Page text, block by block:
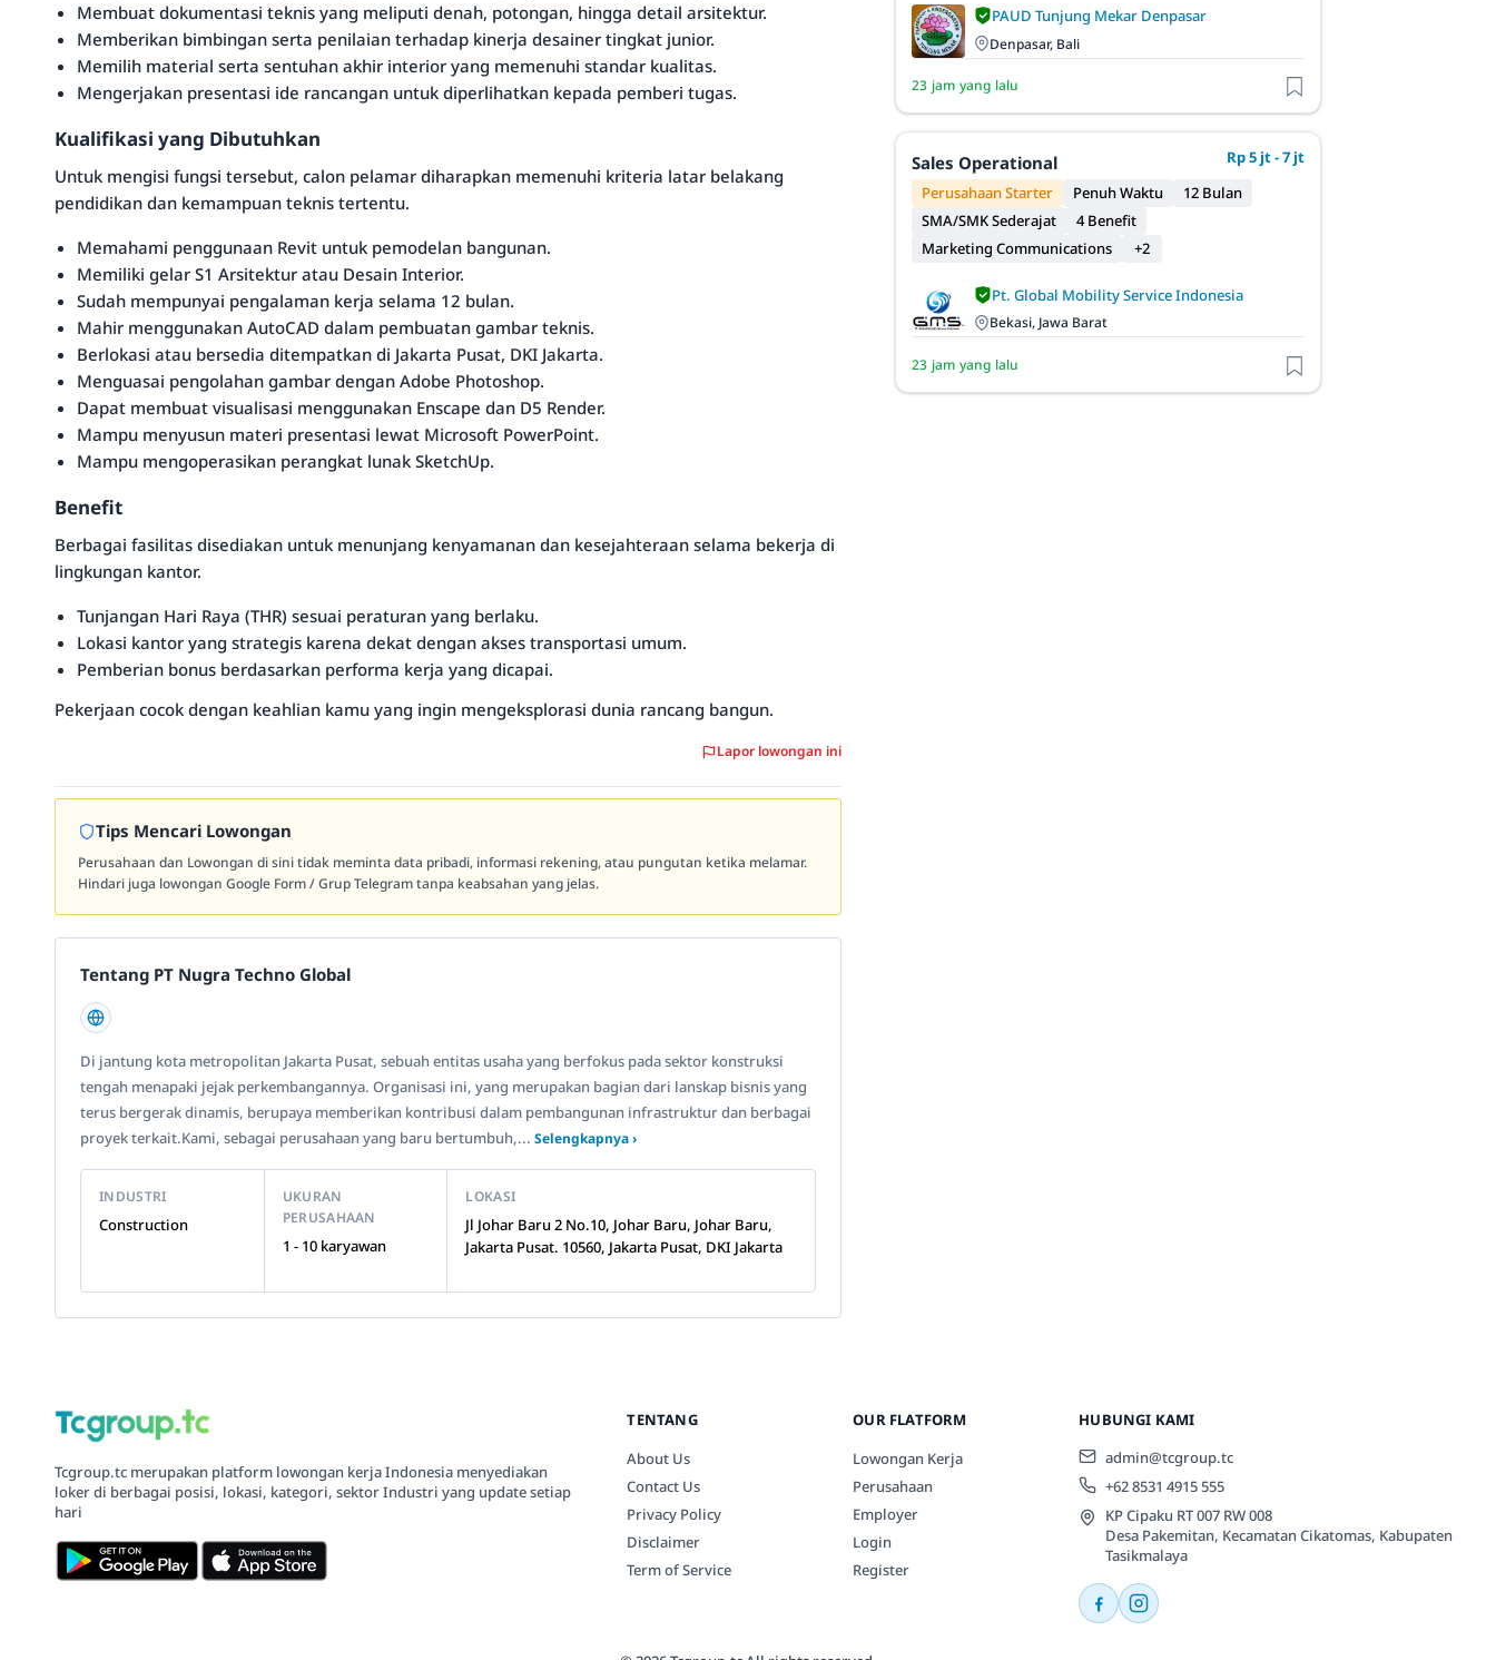
Membuat dokumentasi teknis yang meliputi denah, potongan, hingga detail arsitektur.
Memberikan bimbingan serta penilaian terhadap kinerja desainer tingkat junior.
Memilih material serta sentuhan akhir interior yang memenuhi standar kualitas.
Mengerjakan presentasi ide rancangan untuk diperlihatkan kepada pemberi tugas.
Kualifikasi yang Dibutuhkan
Untuk mengisi fungsi tersebut, calon pelamar diharapkan memenuhi kriteria latar belakang
pendidikan dan kemampuan teknis tertentu.
Memahami penggunaan Revit untuk pemodelan bangunan.
Memiliki gelar S1 Arsitektur atau Desain Interior.
Sudah mempunyai pengalaman kerja selama 12 bulan.
Mahir menggunakan AutoCAD dalam pembuatan gambar teknis.
Berlokasi atau bersedia ditempatkan di Jakarta Pusat, DKI Jakarta.
Menguasai pengolahan gambar dengan Adobe Photoshop.
Dapat membuat visualisasi menggunakan Enscape dan D5 Render.
Mampu menyusun materi presentasi lewat Microsoft PowerPoint.
Mampu mengoperasikan perangkat lunak SketchUp.
Benefit
Berbagai fasilitas disediakan untuk menunjang kenyamanan dan kesejahteraan selama bekerja di
lingkungan kantor.
Tunjangan Hari Raya (THR) sesuai peraturan yang berlaku.
Lokasi kantor yang strategis karena dekat dengan akses transportasi umum.
Pemberian bonus berdasarkan performa kerja yang dicapai.
Pekerjaan cocok dengan keahlian kamu yang ingin mengeksplorasi dunia rancang bangun.
Lapor lowongan ini
Tips Mencari Lowongan
Perusahaan dan Lowongan di sini tidak meminta data pribadi, informasi rekening, atau pungutan ketika melamar.
Hindari juga lowongan Google Form / Grup Telegram tanpa keabsahan yang jelas.
Tentang PT Nugra Techno Global
Di jantung kota metropolitan Jakarta Pusat, sebuah entitas usaha yang berfokus pada sektor konstruksi
tengah menapaki jejak perkembangannya. Organisasi ini, yang merupakan bagian dari lanskap bisnis yang
terus bergerak dinamis, berupaya memberikan kontribusi dalam pembangunan infrastruktur dan berbagai
proyek terkait.Kami, sebagai perusahaan yang baru bertumbuh,... Selengkapnya ›
INDUSTRI
Construction
UKURAN
PERUSAHAAN
1 - 10 karyawan
LOKASI
Jl Johar Baru 2 No.10, Johar Baru, Johar Baru,
Jakarta Pusat. 10560, Jakarta Pusat, DKI Jakarta
PAUD Tunjung Mekar Denpasar
Denpasar, Bali
23 jam yang lalu
Sales Operational
Rp 5 jt - 7 jt
Perusahaan Starter
Penuh Waktu
12 Bulan
SMA/SMK Sederajat
4 Benefit
Marketing Communications
+2
Pt. Global Mobility Service Indonesia
Bekasi, Jawa Barat
23 jam yang lalu
Tcgroup.tc merupakan platform lowongan kerja Indonesia menyediakan
loker di berbagai posisi, lokasi, kategori, sektor Industri yang update setiap
hari
TENTANG
About Us
Contact Us
Privacy Policy
Disclaimer
Term of Service
OUR FLATFORM
Lowongan Kerja
Perusahaan
Employer
Login
Register
HUBUNGI KAMI
admin@tcgroup.tc
+62 8531 4915 555
KP Cipaku RT 007 RW 008
Desa Pakemitan, Kecamatan Cikatomas, Kabupaten
Tasikmalaya